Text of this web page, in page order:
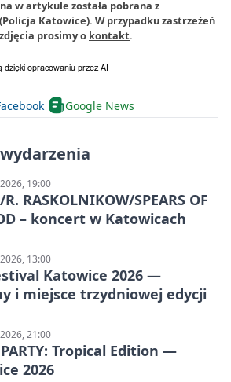
w artykule została pobrana z
Katowice). W przypadku zastrzeżeń
prosimy o kontakt.
Google News
19:00
R. RASKOLNIKOW/SPEARS OF
– koncert w Katowicach
13:00
Katowice 2026 —
i miejsce trzydniowej edycji
21:00
PARTY: Tropical Edition —
2026